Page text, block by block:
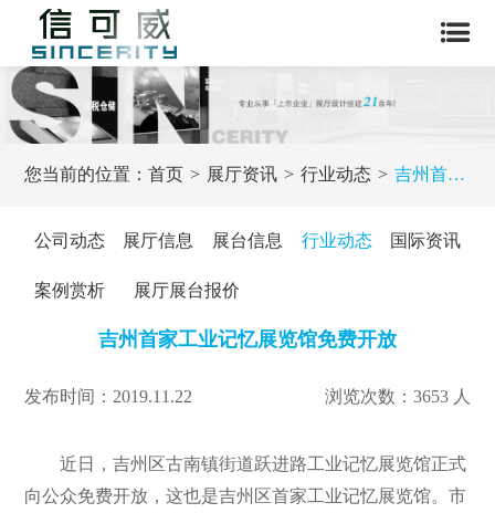
您当前的位置：首页 展厅资讯 行业动态 吉州首家工业记忆展览馆免费开放
公司动态 展厅信息 展台信息 行业动态 国际资讯
案例赏析 展厅展台报价
吉州首家工业记忆展览馆免费开放
发布时间：2019.11.22 浏览次数：3653 人
近日，吉州区古南镇街道跃进路工业记忆展览馆正式
向公众免费开放，这也是吉州区首家工业记忆展览馆。市